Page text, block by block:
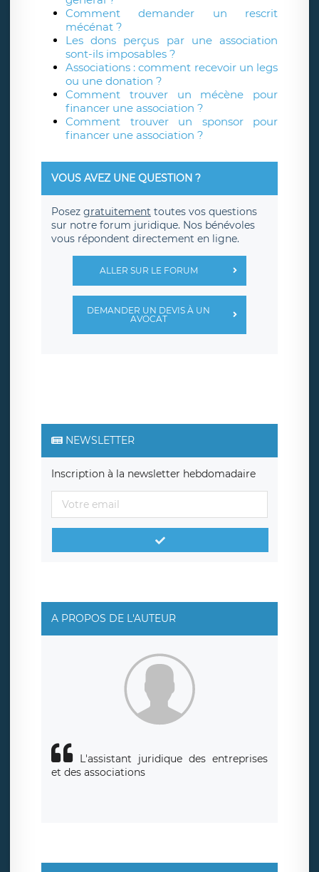
Comment demander un rescrit
mécénat ?
Les dons perçus par une association
sont-ils imposables ?
Associations : comment recevoir un legs
ou une donation ?
Comment trouver un mécène pour
financer une association ?
Comment trouver un sponsor pour
financer une association ?
VOUS AVEZ UNE QUESTION ?
Posez gratuitement toutes vos questions
sur notre forum juridique. Nos bénévoles
vous répondent directement en ligne.
ALLER SUR LE FORUM
DEMANDER UN DEVIS À UN
AVOCAT
NEWSLETTER
Inscription à la newsletter hebdomadaire
A PROPOS DE L'AUTEUR
L'assistant juridique des entreprises
et des associations